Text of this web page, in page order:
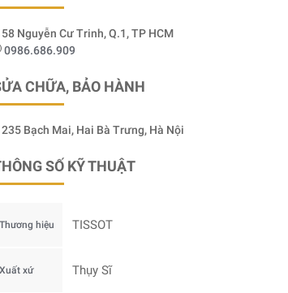
Nguyễn Cư Trinh, Q.1, TP HCM
0986.686.909
CHỮA, BẢO HÀNH
Bạch Mai, Hai Bà Trưng, Hà Nội
SỐ KỸ THUẬT
Thương hiệu TISSOT
Xuất xứ Thụy Sĩ